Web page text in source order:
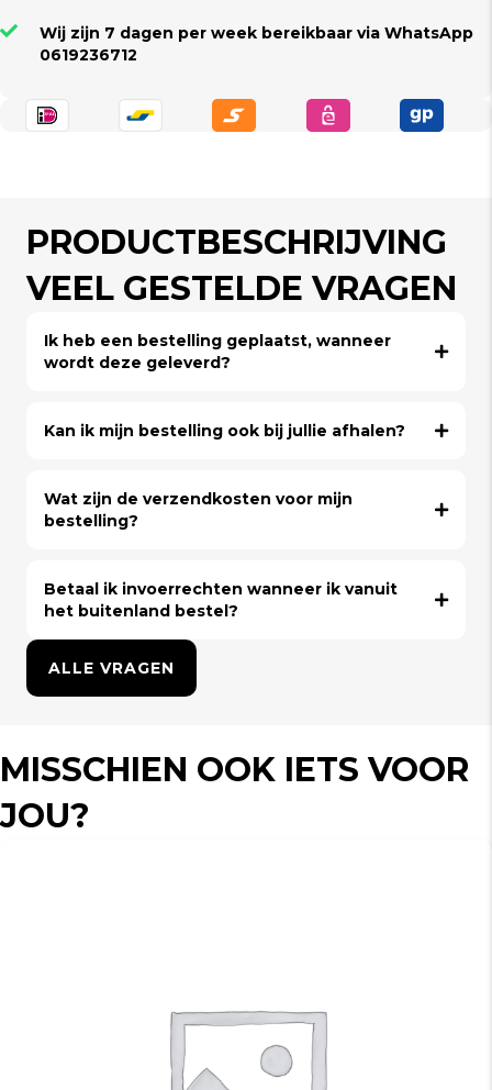
Wij zijn 7 dagen per week bereikbaar via WhatsApp
0619236712
PRODUCTBESCHRIJVING
VEEL GESTELDE VRAGEN
Ik heb een bestelling geplaatst, wanneer
wordt deze geleverd?
Kan ik mijn bestelling ook bij jullie afhalen?
Wat zijn de verzendkosten voor mijn
bestelling?
Betaal ik invoerrechten wanneer ik vanuit
het buitenland bestel?
ALLE VRAGEN
MISSCHIEN OOK IETS VOOR
JOU?